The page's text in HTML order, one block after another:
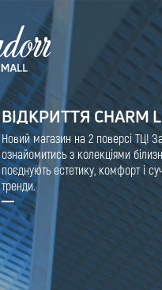
ВІДКРИТТЯ CHARM
Новий магазин на 2 поверсі ТЦ!
ознайомитись з колекціями
поєднують естетику, комфорт і
тренди.